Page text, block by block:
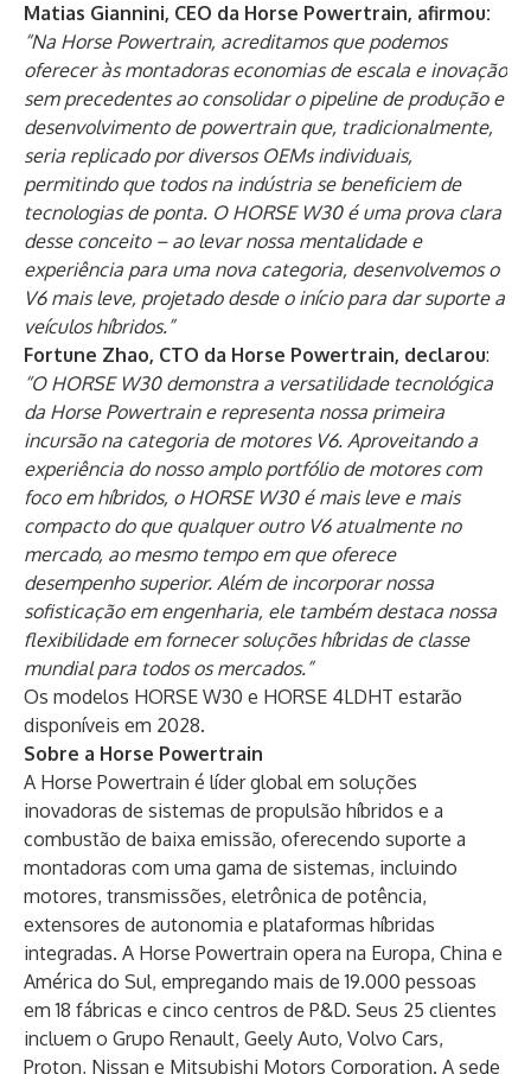
Matias Giannini, CEO da Horse Powertrain, afirmou:
“Na Horse Powertrain, acreditamos que podemos
oferecer às montadoras economias de escala e inovação
sem precedentes ao consolidar o pipeline de produção e
desenvolvimento de powertrain que, tradicionalmente,
seria replicado por diversos OEMs individuais,
permitindo que todos na indústria se beneficiem de
tecnologias de ponta. O HORSE W30 é uma prova clara
desse conceito – ao levar nossa mentalidade e
experiência para uma nova categoria, desenvolvemos o
V6 mais leve, projetado desde o início para dar suporte a
veículos híbridos.”
Fortune Zhao, CTO da Horse Powertrain, declarou:
“O HORSE W30 demonstra a versatilidade tecnológica
da Horse Powertrain e representa nossa primeira
incursão na categoria de motores V6. Aproveitando a
experiência do nosso amplo portfólio de motores com
foco em híbridos, o HORSE W30 é mais leve e mais
compacto do que qualquer outro V6 atualmente no
mercado, ao mesmo tempo em que oferece
desempenho superior. Além de incorporar nossa
sofisticação em engenharia, ele também destaca nossa
flexibilidade em fornecer soluções híbridas de classe
mundial para todos os mercados.”
Os modelos HORSE W30 e HORSE 4LDHT estarão
disponíveis em 2028.
Sobre a Horse Powertrain
A Horse Powertrain é líder global em soluções
inovadoras de sistemas de propulsão híbridos e a
combustão de baixa emissão, oferecendo suporte a
montadoras com uma gama de sistemas, incluindo
motores, transmissões, eletrônica de potência,
extensores de autonomia e plataformas híbridas
integradas. A Horse Powertrain opera na Europa, China e
América do Sul, empregando mais de 19.000 pessoas
em 18 fábricas e cinco centros de P&D. Seus 25 clientes
incluem o Grupo Renault, Geely Auto, Volvo Cars,
Proton, Nissan e Mitsubishi Motors Corporation. A sede